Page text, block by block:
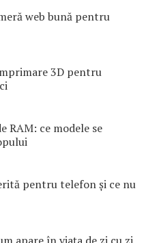
web bună pentru
3D pentru
RAM: ce modele se
pentru telefon și ce nu